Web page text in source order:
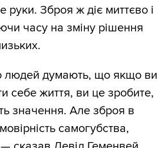
руки. Зброя ж діє миттєво і
часу на зміну рішення
людей думають, що якщо ви
себе життя, ви це зробите,
значення. Але зброя в
самогубства,